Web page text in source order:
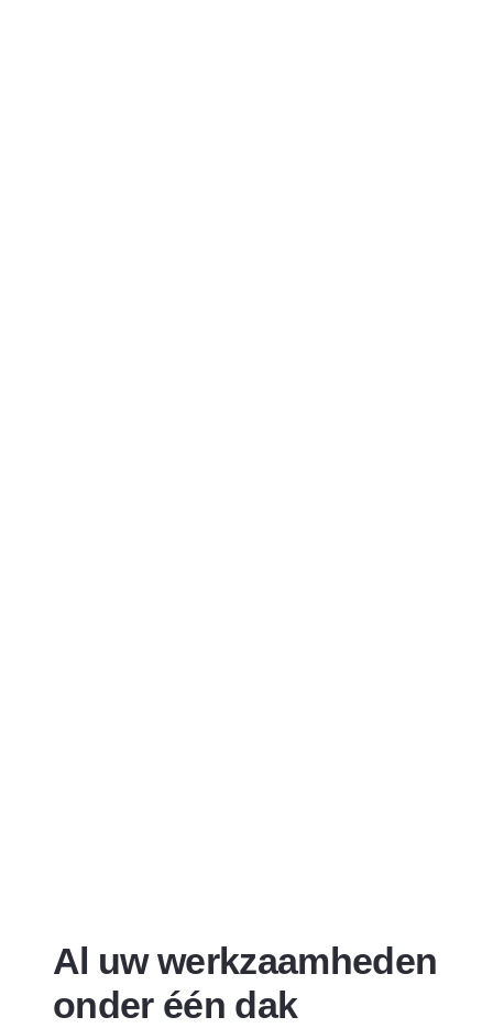
Al uw werkzaamheden
onder één dak